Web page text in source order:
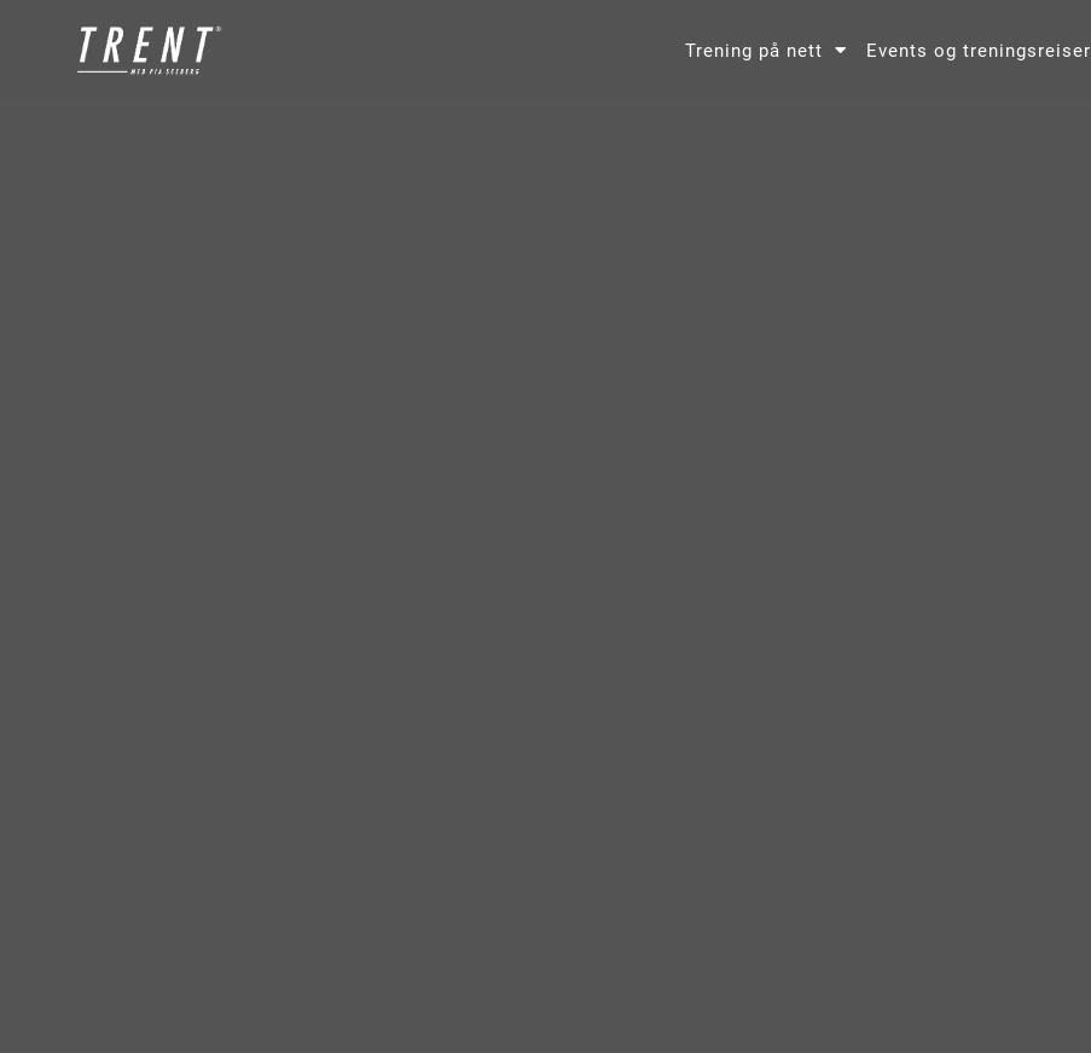
Trening på nett Events og treningsreiser